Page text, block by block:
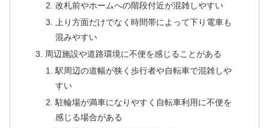
改札前やホームへの階段付近が混雑しやすい
上り方面だけでなく時間帯によって下り電車も
混みやすい
周辺施設や道路環境に不便を感じることがある
駅周辺の道幅が狭く歩行者や自転車で混雑しや
すい
駐輪場が満車になりやすく自転車利用に不便を
感じる場合がある